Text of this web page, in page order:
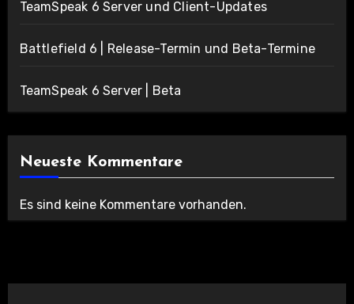
TeamSpeak 6 Server und Client-Updates
Battlefield 6 | Release-Termin und Beta-Termine
TeamSpeak 6 Server | Beta
Neueste Kommentare
Es sind keine Kommentare vorhanden.